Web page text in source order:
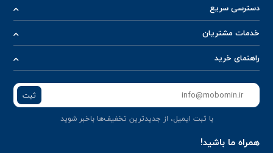
دسترسی سریع
خدمات مشتریان
راهنمای خرید
ثبت
با ثبت ایمیل، از جدید‌ترین تخفیف‌ها با‌خبر شوید
همراه ما باشید!